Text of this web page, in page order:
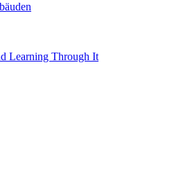
Learning Through It